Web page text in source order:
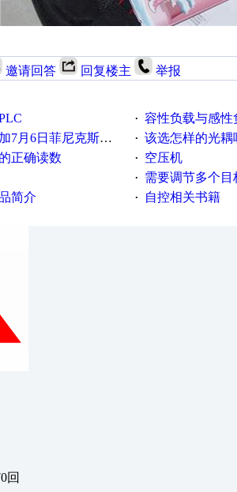
邀请回答 回复楼主 举报
· 容性负载与感性负
菲尼克斯在线研讨会即得 · 该选怎样的光耦
正确读数 · 空压机
· 需要调节多个目标
简介 · 自控相关书籍
回